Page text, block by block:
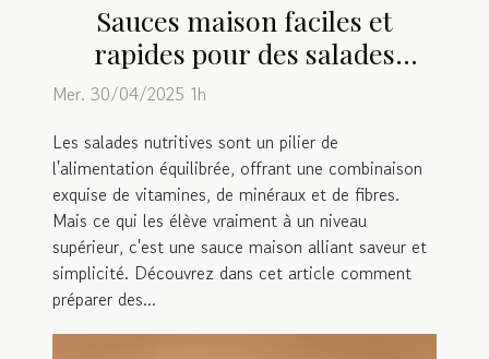
Sauces maison faciles et
rapides pour des salades
nutritives
Mer. 30/04/2025 1h
Les salades nutritives sont un pilier de
l'alimentation équilibrée, offrant une combinaison
exquise de vitamines, de minéraux et de fibres.
Mais ce qui les élève vraiment à un niveau
supérieur, c'est une sauce maison alliant saveur et
simplicité. Découvrez dans cet article comment
préparer des...